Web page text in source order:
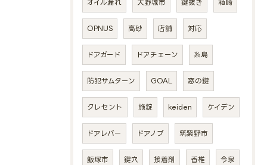
オイル漏れ 大野城市 鍵抜き 箱崎
OPNUS 高砂 店舗 対応
ドアガード ドアチェーン 糸島
防犯サムターン GOAL 窓の鍵
クレセント 施錠 keiden ケイデン
ドアレバー ドアノブ 筑紫野市
飯塚市 鍵穴 接着剤 香椎 今泉